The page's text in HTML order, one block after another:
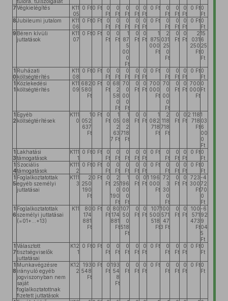
7Végkielégítés
K11
05
0 Ft0 Ft
0
Ft
0
Ft
0
Ft
0
Ft
0
Ft
0 Ft
0
Ft
0
Ft
0
Ft
0 Ft0
Ft
8Jubileumi jutalom
K11
06
0 Ft0 Ft
0
Ft
0
Ft
0
Ft
0
Ft
0
Ft
0 Ft
0
Ft
0
Ft
0
Ft
0 Ft0
Ft
9 Béren kívüli
juttatások
K11
07
0 Ft0 Ft
0
Ft
0
Ft
1
87
5
00
0
Ft
0
Ft
0
Ft
1
875
000
Ft
2
031
25
0
Ft
0
Ft
0
Ft
2
031
250
Ft
15
6
25
0
Ft
1
0
Ruházati
költségtérítés
K11
08
0 Ft0 Ft
0
Ft
0
Ft
0
Ft
0
Ft
0
Ft
0 Ft
0
Ft
0
Ft
0
Ft
0 Ft0
Ft
1
1
Közlekedési
költségtérítés
K11
09
682
580
Ft
0 Ft
0
Ft
68
2
58
0
Ft
70
0
00
0
Ft
0
Ft
0
Ft
700
000
Ft
70
0
00
0
Ft
0
Ft
0
Ft
700
000
Ft
0
Ft
1
2
Egyéb
költségtérítések
K111
0
1
052
637
Ft
0 Ft
0
Ft
1
05
2
63
7 Ft
1
08
2
718
Ft
0
Ft
0
Ft
1
082
718
Ft
2
118
718
Ft
0
Ft
0
Ft
2 118
718
Ft
1
03
6
00
0
Ft
1
3
Lakhatási
támogatások
K111
1
0 Ft0 Ft
0
Ft
0
Ft
0
Ft
0
Ft
0
Ft
0 Ft
0
Ft
0
Ft
0
Ft
0 Ft0
Ft
1
4
Szociális
támogatások
K111
2
0 Ft0 Ft
0
Ft
0
Ft
0
Ft
0
Ft
0
Ft
0 Ft
0
Ft
0
Ft
0
Ft
0 Ft0
Ft
1
5
Foglalkoztatottak
egyéb személyi
juttatásai
K111
3
2
250
190
Ft
0 Ft
0
Ft
2
25
0
190
Ft
1
196
00
0
Ft
0
Ft
0
Ft
1 196
000
Ft
72
3
30
0
Ft
0
Ft
0
Ft
723
300
Ft
-4
72
70
0
Ft
1
6
Foglalkoztatottak
személyi juttatásai
(=01+...+13)
K11
80
174
881
Ft
0 Ft
0
Ft
80
174
881
Ft
107
50
0
518
Ft
0
Ft
0
Ft
107
500
518
Ft
100
571
47
3 Ft
0
Ft
0
Ft
100
571
473
Ft
-6
92
9
04
5
Ft
1
7
Választott
tisztségviselők
juttatásai
K12
1
0 Ft0 Ft
0
Ft
0
Ft
0
Ft
0
Ft
0
Ft
0 Ft
0
Ft
0
Ft
0
Ft
0 Ft0
Ft
1
8
Munkavégzésre
irányuló egyéb
jogviszonyban nem
saját
foglalkoztatottnak
fizetett juttatások
K12
2
193
548
Ft
0 Ft
0
Ft
193
54
8
Ft
0
Ft
0
Ft
0
Ft
0 Ft
0
Ft
0
Ft
0
Ft
0 Ft0
Ft